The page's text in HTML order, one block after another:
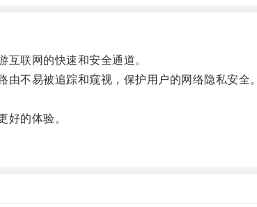
联网的快速和安全通道。
不易被追踪和窥视，保护用户的网络隐私安全。
的体验。